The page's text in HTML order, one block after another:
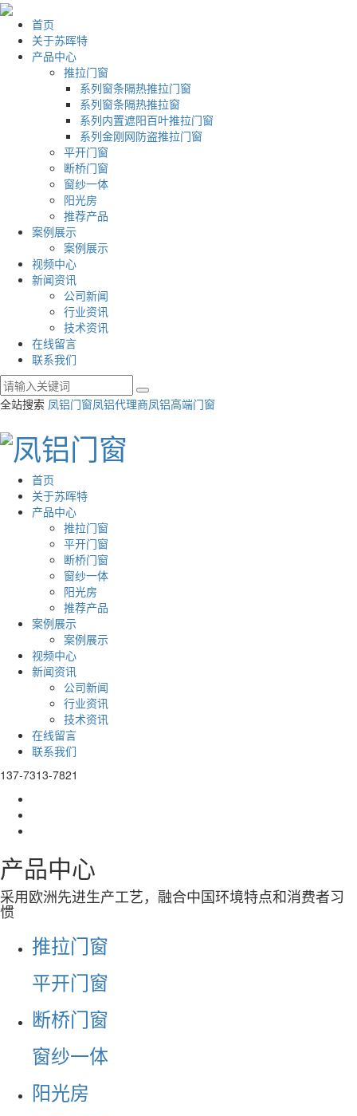
首页
关于苏晖特
产品中心
推拉门窗
系列窗条隔热推拉门窗
系列窗条隔热推拉窗
系列内置遮阳百叶推拉门窗
系列金刚网防盗推拉门窗
平开门窗
断桥门窗
窗纱一体
阳光房
推荐产品
案例展示
案例展示
视频中心
新闻资讯
公司新闻
行业资讯
技术资讯
在线留言
联系我们
全站搜索 凤铝门窗凤铝代理商凤铝高端门窗
首页
关于苏晖特
产品中心
推拉门窗
平开门窗
断桥门窗
窗纱一体
阳光房
推荐产品
案例展示
案例展示
视频中心
新闻资讯
公司新闻
行业资讯
技术资讯
在线留言
联系我们
137-7313-7821
产品中心
采用欧洲先进生产工艺，融合中国环境特点和消费者习
惯
推拉门窗
平开门窗
断桥门窗
窗纱一体
阳光房